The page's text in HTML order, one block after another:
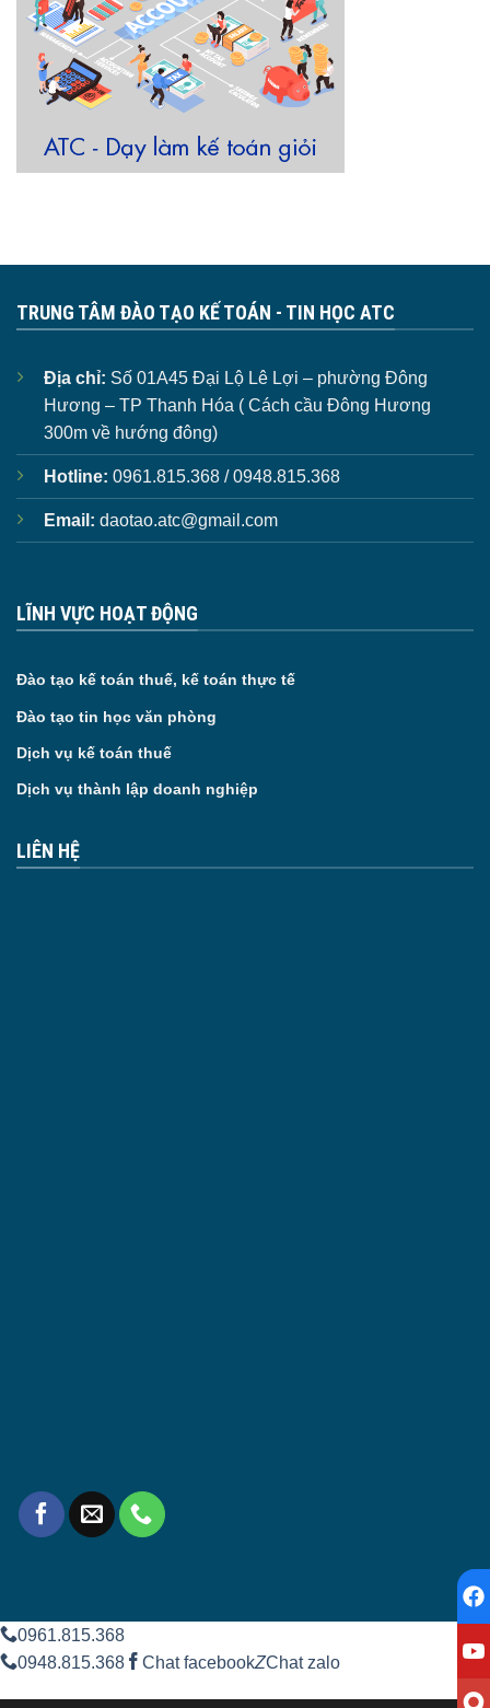
TRUNG TÂM ĐÀO TẠO KẾ TOÁN - TIN HỌC ATC
Địa chỉ: Số 01A45 Đại Lộ Lê Lợi – phường Đông
Hương – TP Thanh Hóa ( Cách cầu Đông Hương
300m về hướng đông)
Hotline: 0961.815.368 / 0948.815.368
Email: daotao.atc@gmail.com
LĨNH VỰC HOẠT ĐỘNG
Đào tạo kế toán thuế, kế toán thực tế
Đào tạo tin học văn phòng
Dịch vụ kế toán thuế
Dịch vụ thành lập doanh nghiệp
LIÊN HỆ
0961.815.368
0948.815.368
Chat facebookZChat zalo